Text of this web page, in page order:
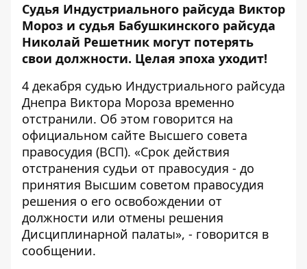
Судья Индустриального райсуда Виктор
Мороз и судья Бабушкинского райсуда
Николай Решетник могут потерять
свои должности. Целая эпоха уходит!
4 декабря судью Индустриального райсуда
Днепра Виктора Мороза временно
отстранили. Об этом говорится на
официальном сайте Высшего совета
правосудия (ВСП). «Срок действия
отстранения судьи от правосудия - до
принятия Высшим советом правосудия
решения о его освобождении от
должности или отмены решения
Дисциплинарной палаты», - говорится в
сообщении.